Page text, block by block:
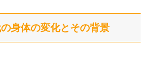
身体の変化とその背景